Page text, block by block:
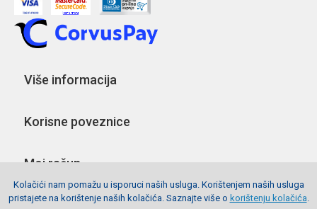
Više informacija
Korisne poveznice
Moj račun
Pratite nas
Kolačići nam pomažu u isporuci naših usluga. Korištenjem naših usluga
pristajete na korištenje naših kolačića. Saznajte više o korištenju kolačića.